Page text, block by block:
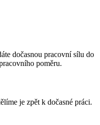
dočasnou pracovní sílu do
poměru.
je zpět k dočasné práci.